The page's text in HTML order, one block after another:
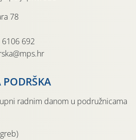
78
6106 692
PODRŠKA
radnim danom u podružnicama